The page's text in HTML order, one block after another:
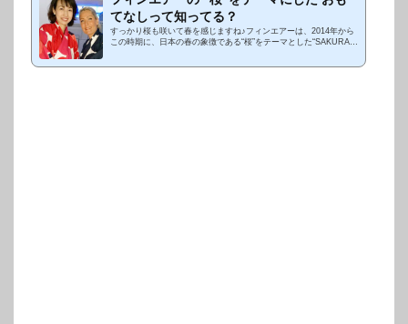
てなしって知ってる？
すっかり桜も咲いて春を感じますね♪フィンエアーは、2014年から
この時期に、日本の春の象徴である“桜”をテーマとした“SAKURAフ